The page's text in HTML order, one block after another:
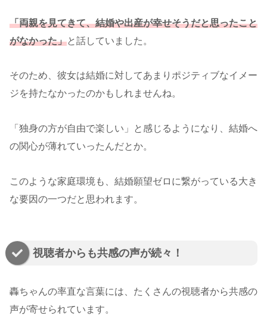
「両親を見てきて、結婚や出産が幸せそうだと思ったこと
がなかった」と話していました。
そのため、彼女は結婚に対してあまりポジティブなイメー
ジを持たなかったのかもしれませんね。
「独身の方が自由で楽しい」と感じるようになり、結婚へ
の関心が薄れていったんだとか。
このような家庭環境も、結婚願望ゼロに繋がっている大き
な要因の一つだと思われます。
視聴者からも共感の声が続々！
轟ちゃんの率直な言葉には、たくさんの視聴者から共感の
声が寄せられています。